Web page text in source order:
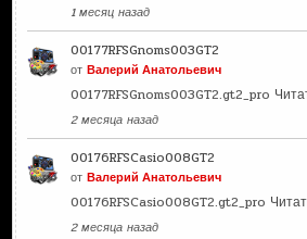
1 месяц назад
00177RFSGnoms003GT2
отВалерий Анатольевич
00177RFSGnoms003GT2.gt2_pro
2 месяца назад
00176RFSCasio008GT2
отВалерий Анатольевич
00176RFSCasio008GT2.gt2_pro
2 месяца назад